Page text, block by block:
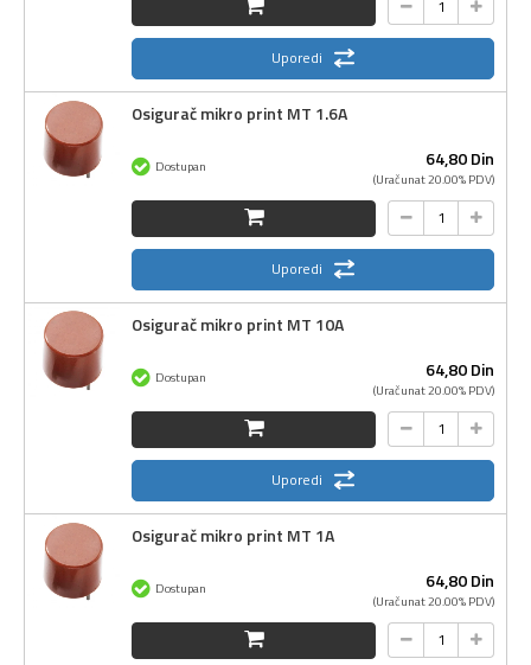
Uporedi
Osigurač mikro print MT 1.6A
64,80Din
(Uračunat 20.00% PDV)
Dostupan
Uporedi
Osigurač mikro print MT 10A
64,80Din
(Uračunat 20.00% PDV)
Dostupan
Uporedi
Osigurač mikro print MT 1A
64,80Din
(Uračunat 20.00% PDV)
Dostupan